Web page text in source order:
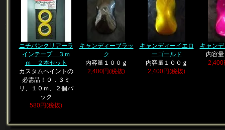
ニチバンクリアーラ
インテープ ３ｍ
ｍ ２本セット
カスタムペイントの
必需品！０．３ミ
リ、１０ｍ、２個パ
ック
580円(税抜)
キャンディーブラッ
ク
内容量１００ｇ
2,400円(税抜)
キャンディーイエロ
ーゴールド
内容量１００ｇ
2,400円(税抜)
キャン
内容
2,400